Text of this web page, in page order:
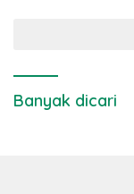
Banyak dicari